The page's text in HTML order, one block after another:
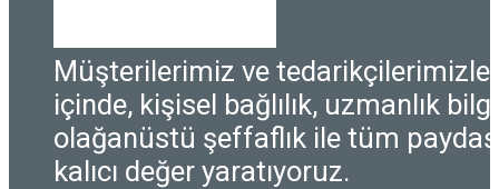
Müşterilerimiz ve tedarikçilerimizle
içinde, kişisel bağlılık, uzmanlık
olağanüstü şeffaflık ile tüm
kalıcı değer yaratıyoruz.